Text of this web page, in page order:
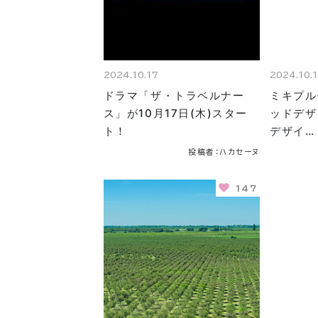
2024.10.17
ドラマ「ザ・トラベルナー
ス」が10月17日(木)スター
ト！
投稿者：ハカセーヌ
ミキプ
ッドデ
デザイ…
147